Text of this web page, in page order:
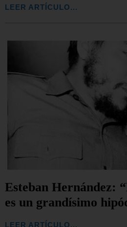
LEER ARTÍCULO...
Esteban Hernández:
es un grandísimo
LEER ARTÍCULO...